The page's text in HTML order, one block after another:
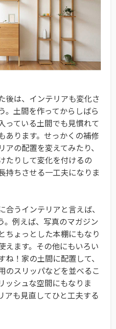
後は、インテリアも変化さ
。土間を作ってからしばら
っている土間でも見慣れて
あります。せっかくの補修
の配置を変えてみたり、
たりして変化を付けるの
持ちさせる一工夫になりま
うインテリアと言えば、
。例えば、写真のマガジン
ちょっとした本棚にもなり
えます。その他にもいろい
！家の土間に配置して、
のスリッパなどを並べるこ
ッシュな空間にもなりま
アも見直してひと工夫する